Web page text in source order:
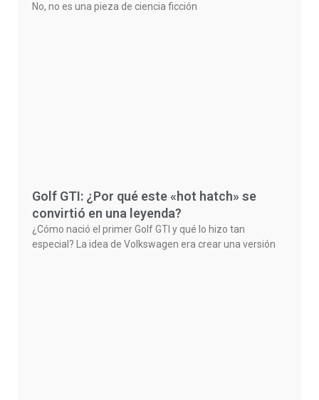
No, no es una pieza de ciencia ficción
Golf GTI: ¿Por qué este «hot hatch» se
convirtió en una leyenda?
¿Cómo nació el primer Golf GTI y qué lo hizo tan
especial? La idea de Volkswagen era crear una versión